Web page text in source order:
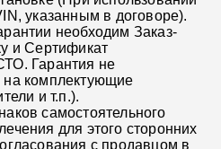
указанным в договоре).
необходим Заказ-
и Сертификат
Гарантия не
на комплектующие
и т.п.).
самостоятельного
для этого сторонних
с продавцом в